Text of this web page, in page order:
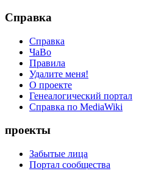
Справка
Справка
ЧаВо
Правила
Удалите меня!
О проекте
Генеалогический портал
Справка по MediaWiki
проекты
Забытые лица
Портал сообщества